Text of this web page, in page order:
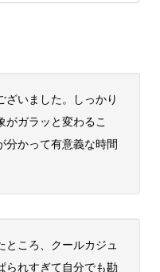
ざいました。しっかり
がガラッと変わるこ
分かって有意義な時間
ところ、クールカジュ
られすぎて自分でも勘